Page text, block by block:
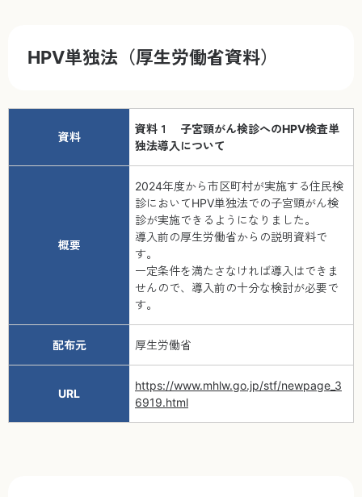
HPV単独法（厚生労働省資料）
資料
資料１ 子宮頸がん検診へのHPV検査単
独法導入について
概要
2024年度から市区町村が実施する住民検
診においてHPV単独法での子宮頸がん検
診が実施できるようになりました。
導入前の厚生労働省からの説明資料で
す。
一定条件を満たさなければ導入はできま
せんので、導入前の十分な検討が必要で
す。
配布元 厚生労働省
URL
https://www.mhlw.go.jp/stf/newpage_3
6919.html